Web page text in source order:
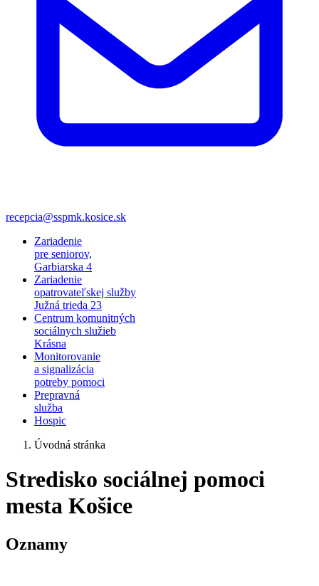
recepcia@sspmk.kosice.sk
Zariadenie
pre seniorov,
Garbiarska 4
Zariadenie
opatrovateľskej služby
Južná trieda 23
Centrum komunitných
sociálnych služieb
Krásna
Monitorovanie
a signalizácia
potreby pomoci
Prepravná
služba
Hospic
Úvodná stránka
Stredisko sociálnej pomoci
mesta Košice
Oznamy